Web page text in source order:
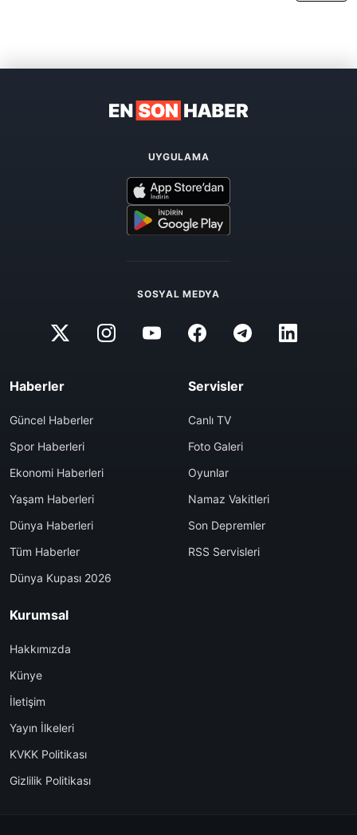
UYGULAMA
SOSYAL MEDYA
Haberler
Güncel Haberler
Spor Haberleri
Ekonomi Haberleri
Yaşam Haberleri
Dünya Haberleri
Tüm Haberler
Dünya Kupası 2026
Servisler
Canlı TV
Foto Galeri
Oyunlar
Namaz Vakitleri
Son Depremler
RSS Servisleri
Kurumsal
Hakkımızda
Künye
İletişim
Yayın İlkeleri
KVKK Politikası
Gizlilik Politikası